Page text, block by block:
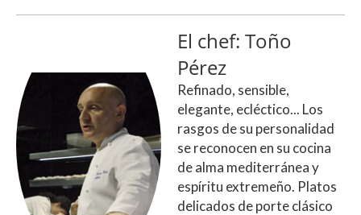
El chef: Toño
Pérez
Refinado, sensible,
elegante, ecléctico... Los
rasgos de su personalidad
se reconocen en su cocina
de alma mediterránea y
espíritu extremeño. Platos
delicados de porte clásico